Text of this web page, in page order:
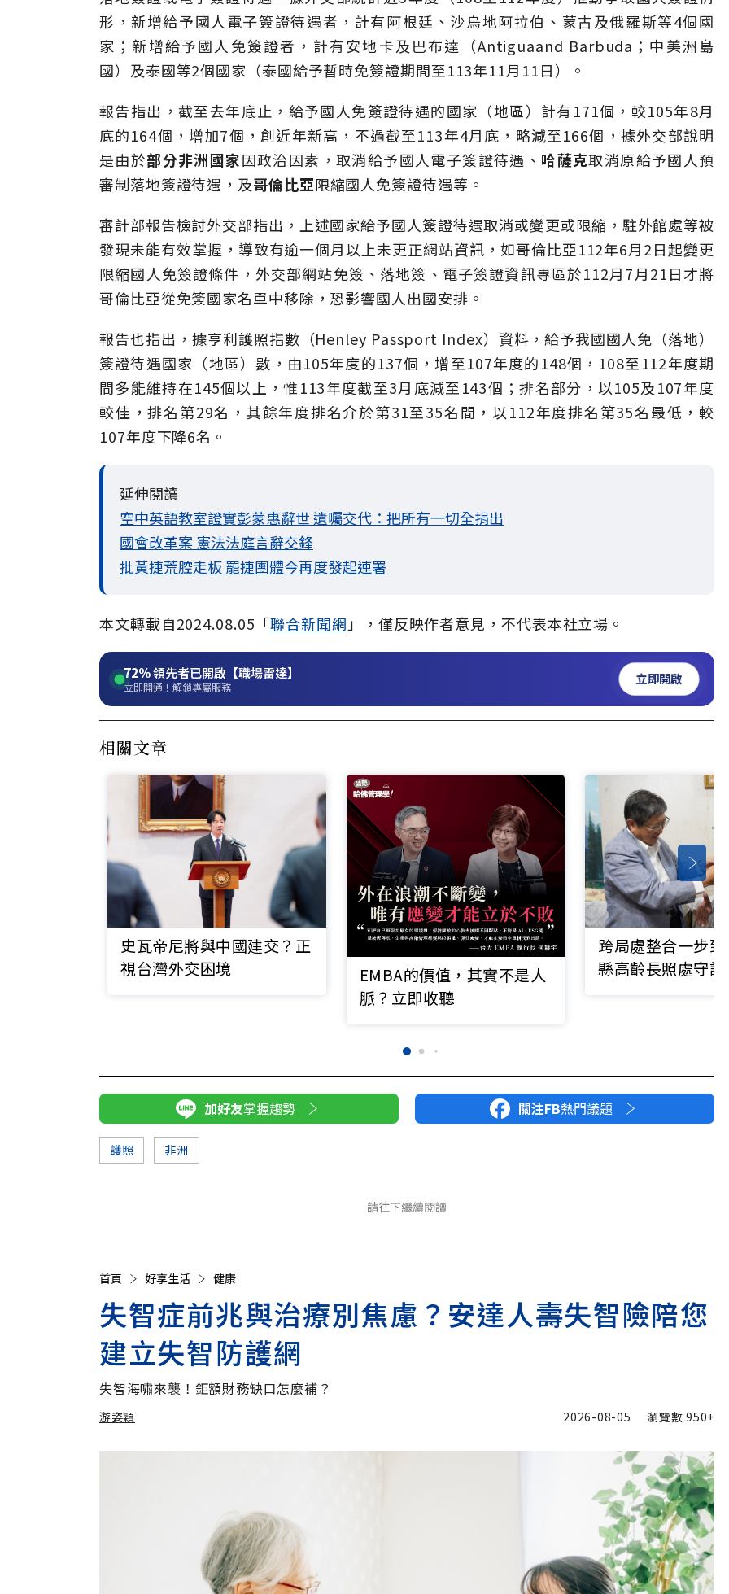
形，新增給予國人電子簽證待遇者，計有阿根廷、沙烏地阿拉伯、蒙古及俄羅斯等4個國
家；新增給予國人免簽證者，計有安地卡及巴布達（Antiguaand Barbuda；中美洲島
國）及泰國等2個國家（泰國給予暫時免簽證期間至113年11月11日）。
報告指出，截至去年底止，給予國人免簽證待遇的國家（地區）計有171個，較105年8月
底的164個，增加7個，創近年新高，不過截至113年4月底，略減至166個，據外交部說明
是由於部分非洲國家因政治因素，取消給予國人電子簽證待遇、 哈薩克取消原給予國人預
審制落地簽證待遇，及哥倫比亞限縮國人免簽證待遇等。
審計部報告檢討外交部指出，上述國家給予國人簽證待遇取消或變更或限縮，駐外館處等被
發現未能有效掌握，導致有逾一個月以上未更正網站資訊，如哥倫比亞112年6月2日起變更
限縮國人免簽證條件，外交部網站免簽、落地簽、電子簽證資訊專區於112月7月21日才將
哥倫比亞從免簽國家名單中移除，恐影響國人出國安排。
報告也指出，據亨利護照指數（Henley Passport Index）資料，給予我國國人免（落地）
簽證待遇國家（地區）數，由105年度的137個，增至107年度的148個，108至112年度期
間多能維持在145個以上，惟113年度截至3月底減至143個；排名部分，以105及107年度
較佳，排名第29名，其餘年度排名介於第31至35名間，以112年度排名第35名最低，較
107年度下降6名。
延伸閱讀
空中英語教室證實彭蒙惠辭世 遺囑交代：把所有一切全捐出
國會改革案 憲法法庭言辭交鋒
批黃捷荒腔走板 罷捷團體今再度發起連署
本文轉載自2024.08.05「聯合新聞網 」，僅反映作者意見，不代表本社立場。
72%領先者已開啟【職場雷達】
立即開通！解鎖專屬服務
立即開啟
相關文章
史瓦帝尼將與中國建交？正
視台灣外交困境
EMBA的價值，其實不是人
脈？立即收聽
跨局處整合一步
縣高齡長照處守
加好友掌握趨勢 關注FB熱門議題
護照 非洲
請往下繼續閱讀
首頁 好享生活 健康
失智症前兆與治療別焦慮？安達人壽失智險陪您
建立失智防護網
失智海嘯來襲！鉅額財務缺口怎麼補？
游姿穎 2026-08-05 瀏覽數950+